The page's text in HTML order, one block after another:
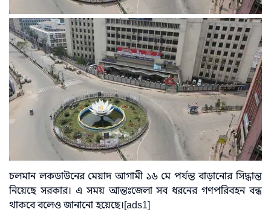
চলমান লকডাউনের মেয়াদ আগামী ১৬ মে পর্যন্ত বাড়ানোর সিদ্ধান্ত
নিয়েছে সরকার। এ সময় আন্তঃজেলা সব ধরনের গণপরিবহন বন্ধ
থাকবে বলেও জানানো হয়েছে।[ads1]